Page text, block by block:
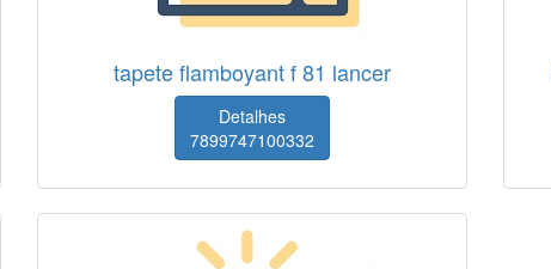
tapete flamboyant f 81 lancer
Detalhes
7899747100332